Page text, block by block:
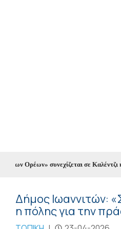
Ορέων» συνεχίζεται σε Καλέντζι και
Δήμος Ιωαννιτών:
η πόλης για την